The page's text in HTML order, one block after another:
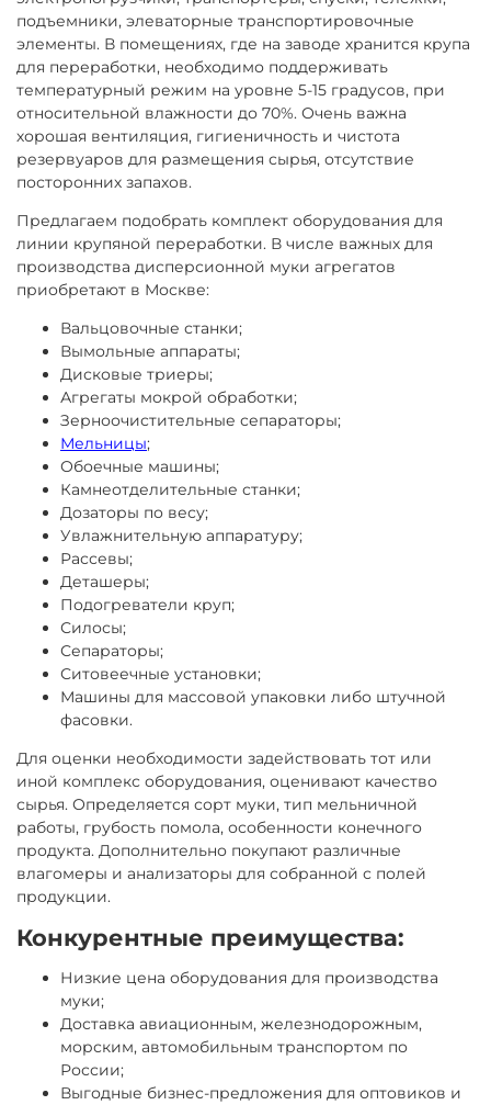
подъемники, элеваторные транспортировочные
элементы. В помещениях, где на заводе хранится крупа
для переработки, необходимо поддерживать
температурный режим на уровне 5-15 градусов, при
относительной влажности до 70%. Очень важна
хорошая вентиляция, гигиеничность и чистота
резервуаров для размещения сырья, отсутствие
посторонних запахов.
Предлагаем подобрать комплект оборудования для
линии крупяной переработки. В числе важных для
производства дисперсионной муки агрегатов
приобретают в Москве:
Вальцовочные станки;
Вымольные аппараты;
Дисковые триеры;
Агрегаты мокрой обработки;
Зерноочистительные сепараторы;
Мельницы;
Обоечные машины;
Камнеотделительные станки;
Дозаторы по весу;
Увлажнительную аппаратуру;
Рассевы;
Деташеры;
Подогреватели круп;
Силосы;
Сепараторы;
Ситовеечные установки;
Машины для массовой упаковки либо штучной
фасовки.
Для оценки необходимости задействовать тот или
иной комплекс оборудования, оценивают качество
сырья. Определяется сорт муки, тип мельничной
работы, грубость помола, особенности конечного
продукта. Дополнительно покупают различные
влагомеры и анализаторы для собранной с полей
продукции.
Конкурентные преимущества:
Низкие цена оборудования для производства
муки;
Доставка авиационным, железнодорожным,
морским, автомобильным транспортом по
России;
Выгодные бизнес-предложения для оптовиков и